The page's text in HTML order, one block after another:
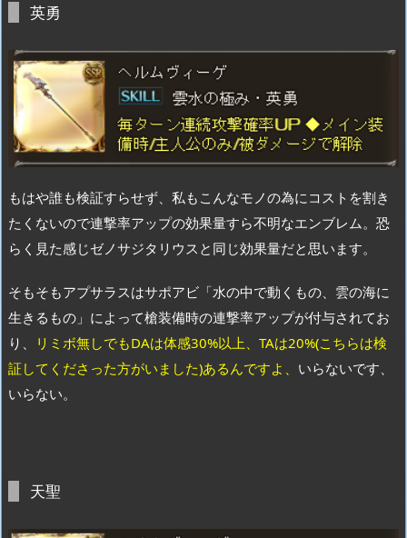
英勇
もはや誰も検証すらせず、私もこんなモノの為にコストを割き
たくないので連撃率アップの効果量すら不明なエンブレム。恐
らく見た感じゼノサジタリウスと同じ効果量だと思います。
そもそもアプサラスはサポアビ「水の中で動くもの、雲の海に
生きるもの」によって槍装備時の連撃率アップが付与されてお
り、
リミボ無しでもDAは体感30%以上、TAは20%(こちらは検
証してくださった方がいました)あるんですよ、 いらないです、
いらない。
天聖